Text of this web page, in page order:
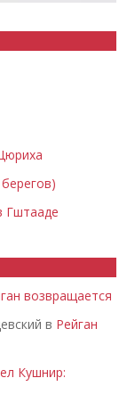
Гштааде
возвращается
в Рейган
Кушнир: